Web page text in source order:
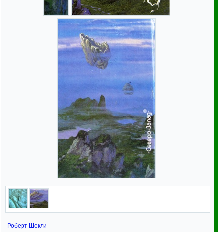
Роберт Шекли